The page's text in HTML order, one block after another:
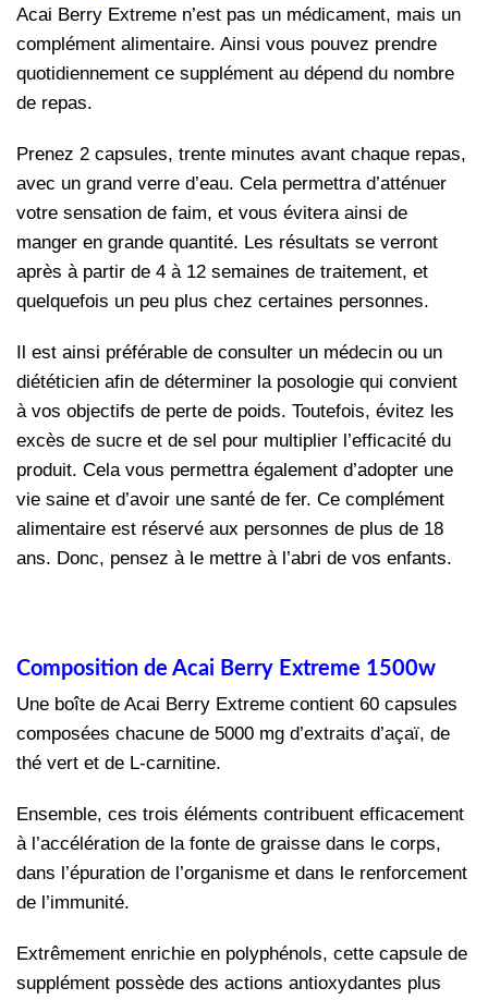
Acai Berry Extreme n’est pas un médicament, mais un
complément alimentaire. Ainsi vous pouvez prendre
quotidiennement ce supplément au dépend du nombre
de repas.
Prenez 2 capsules, trente minutes avant chaque repas,
avec un grand verre d’eau. Cela permettra d’atténuer
votre sensation de faim, et vous évitera ainsi de
manger en grande quantité. Les résultats se verront
après à partir de 4 à 12 semaines de traitement, et
quelquefois un peu plus chez certaines personnes.
Il est ainsi préférable de consulter un médecin ou un
diététicien afin de déterminer la posologie qui convient
à vos objectifs de perte de poids. Toutefois, évitez les
excès de sucre et de sel pour multiplier l’efficacité du
produit. Cela vous permettra également d’adopter une
vie saine et d’avoir une santé de fer. Ce complément
alimentaire est réservé aux personnes de plus de 18
ans. Donc, pensez à le mettre à l’abri de vos enfants.
Composition de Acai Berry Extreme 1500w
Une boîte de Acai Berry Extreme contient 60 capsules
composées chacune de 5000 mg d’extraits d’açaï, de
thé vert et de L-carnitine.
Ensemble, ces trois éléments contribuent efficacement
à l’accélération de la fonte de graisse dans le corps,
dans l’épuration de l’organisme et dans le renforcement
de l’immunité.
Extrêmement enrichie en polyphénols, cette capsule de
supplément possède des actions antioxydantes plus